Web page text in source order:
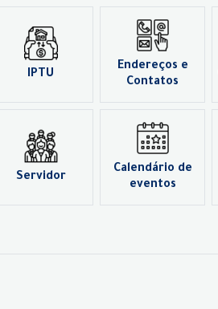
IPTU
Endereços e
Contatos
Servidor
Calendário de
eventos